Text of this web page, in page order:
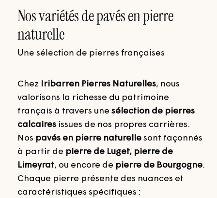
Nos variétés de pavés en pierre
naturelle
Une sélection de pierres françaises
Chez Iribarren Pierres Naturelles, nous
valorisons la richesse du patrimoine
français à travers une sélection de pierres
calcairesissues de nos propres carrières.
Nos pavés en pierre naturellesont façonnés
à partir de pierre de Luget, pierre de
Limeyrat, ou encore de pierre de Bourgogne.
Chaque pierre présente des nuances et
caractéristiques spécifiques :